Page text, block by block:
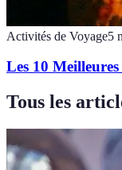
Activités de Voyage5
Les 10
Tous les